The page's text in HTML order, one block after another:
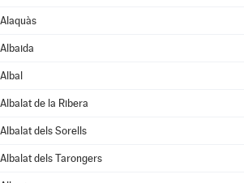
Alaquàs
Albaida
Albal
Albalat de la Ribera
Albalat dels Sorells
Albalat dels Tarongers